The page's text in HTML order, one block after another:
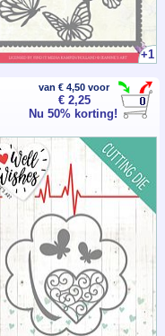
+1
van € 4,50 voor
€ 2,25
Nu 50% korting!